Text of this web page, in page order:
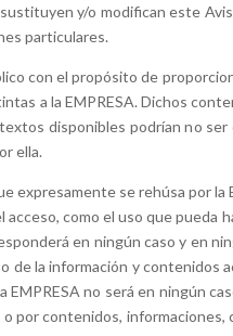
y/o modifican este
particulares.
con el propósito de
a la EMPRESA. Dichos
disponibles podrían no
ella.
expresamente se rehúsa por
como el uso que
en ningún caso y en
de la información y
no será en ningún
por contenidos,